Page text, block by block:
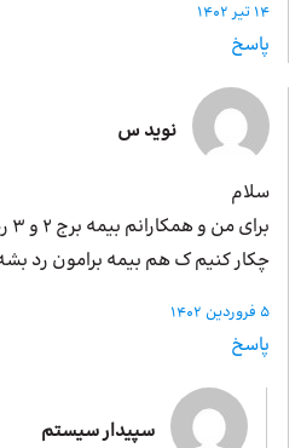
14 تیر 1402
پاسخ
نوید س
سلام
برای من و همکارانم بیمه برج ۲ و ۳ رد نشده است
چکار کنیم ک هم بیمه برامون رد
5 فروردین 1402
پاسخ
سپیدار سیستم